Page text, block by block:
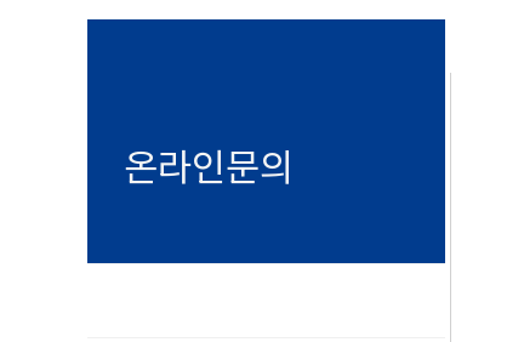
온라인문의